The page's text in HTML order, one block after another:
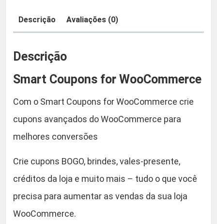
$
5
5
,
9
0
9
0
.
f
r
o
o
m
e
r
c
Descrição Avaliações (0)
Descrição
Smart Coupons for WooCommerce
Com o Smart Coupons for WooCommerce crie
cupons avançados do WooCommerce para
melhores conversões
Crie cupons BOGO, brindes, vales-presente,
créditos da loja e muito mais – tudo o que você
precisa para aumentar as vendas da sua loja
WooCommerce.